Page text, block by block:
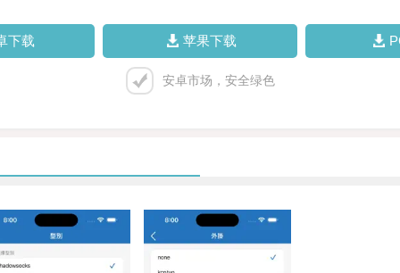
下载 苹果下载
安卓市场，安全绿色